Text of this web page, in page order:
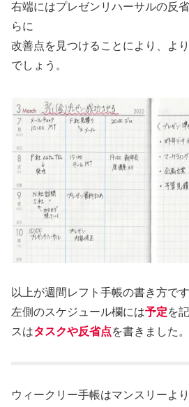
右端にはプレゼンリハーサルの反
らに
改善点を見つけることにより、よ
でしょう。
以上が週間レフト手帳の書き方です
左側のスケジュール欄には予定を
スはタスクや反省点を書きました。
ウィークリー手帳はマンスリーよ